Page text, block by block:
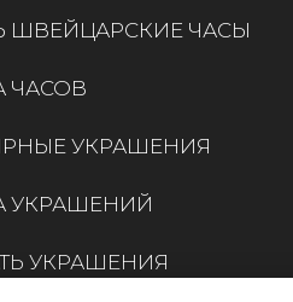
ШВЕЙЦАРСКИЕ ЧАСЫ
ЧАСОВ
УКРАШЕНИЯ
УКРАШЕНИЙ
УКРАШЕНИЯ